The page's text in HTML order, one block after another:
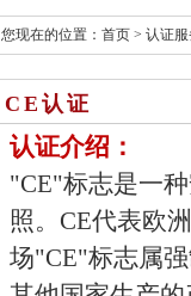
您现在的位置： 首页 > 认证
CE认证
认证介绍：
"CE"标志是一
照。CE代表欧
场"CE"标志属